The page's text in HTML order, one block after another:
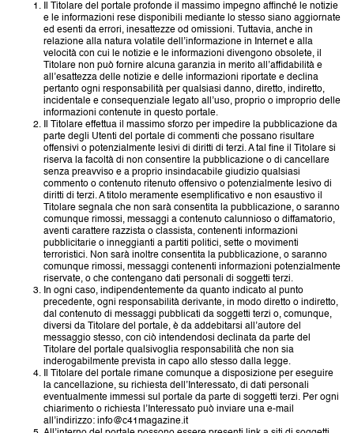
Il Titolare del portale profonde il massimo impegno affinché le notizie
e le informazioni rese disponibili mediante lo stesso siano aggiornate
ed esenti da errori, inesattezze od omissioni. Tuttavia, anche in
relazione alla natura volatile dell’informazione in Internet e alla
velocità con cui le notizie e le informazioni divengono obsolete, il
Titolare non può fornire alcuna garanzia in merito all’affidabilità e
all’esattezza delle notizie e delle informazioni riportate e declina
pertanto ogni responsabilità per qualsiasi danno, diretto, indiretto,
incidentale e consequenziale legato all’uso, proprio o improprio delle
informazioni contenute in questo portale.
Il Titolare effettua il massimo sforzo per impedire la pubblicazione da
parte degli Utenti del portale di commenti che possano risultare
offensivi o potenzialmente lesivi di diritti di terzi. A tal fine il Titolare si
riserva la facoltà di non consentire la pubblicazione o di cancellare
senza preavviso e a proprio insindacabile giudizio qualsiasi
commento o contenuto ritenuto offensivo o potenzialmente lesivo di
diritti di terzi. A titolo meramente esemplificativo e non esaustivo il
Titolare segnala che non sarà consentita la pubblicazione, o saranno
comunque rimossi, messaggi a contenuto calunnioso o diffamatorio,
aventi carattere razzista o classista, contenenti informazioni
pubblicitarie o inneggianti a partiti politici, sette o movimenti
terroristici. Non sarà inoltre consentita la pubblicazione, o saranno
comunque rimossi, messaggi contenenti informazioni potenzialmente
riservate, o che contengano dati personali di soggetti terzi.
In ogni caso, indipendentemente da quanto indicato al punto
precedente, ogni responsabilità derivante, in modo diretto o indiretto,
dal contenuto di messaggi pubblicati da soggetti terzi o, comunque,
diversi da Titolare del portale, è da addebitarsi all’autore del
messaggio stesso, con ciò intendendosi declinata da parte del
Titolare del portale qualsivoglia responsabilità che non sia
inderogabilmente prevista in capo allo stesso dalla legge.
Il Titolare del portale rimane comunque a disposizione per eseguire
la cancellazione, su richiesta dell’Interessato, di dati personali
eventualmente immessi sul portale da parte di soggetti terzi. Per ogni
chiarimento o richiesta l’Interessato può inviare una e-mail
all’indirizzo: info@c41magazine.it